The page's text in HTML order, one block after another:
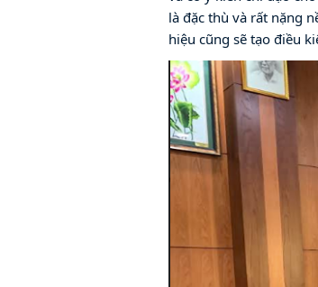
là đặc thù và rất nặng
hiệu cũng sẽ tạo điều